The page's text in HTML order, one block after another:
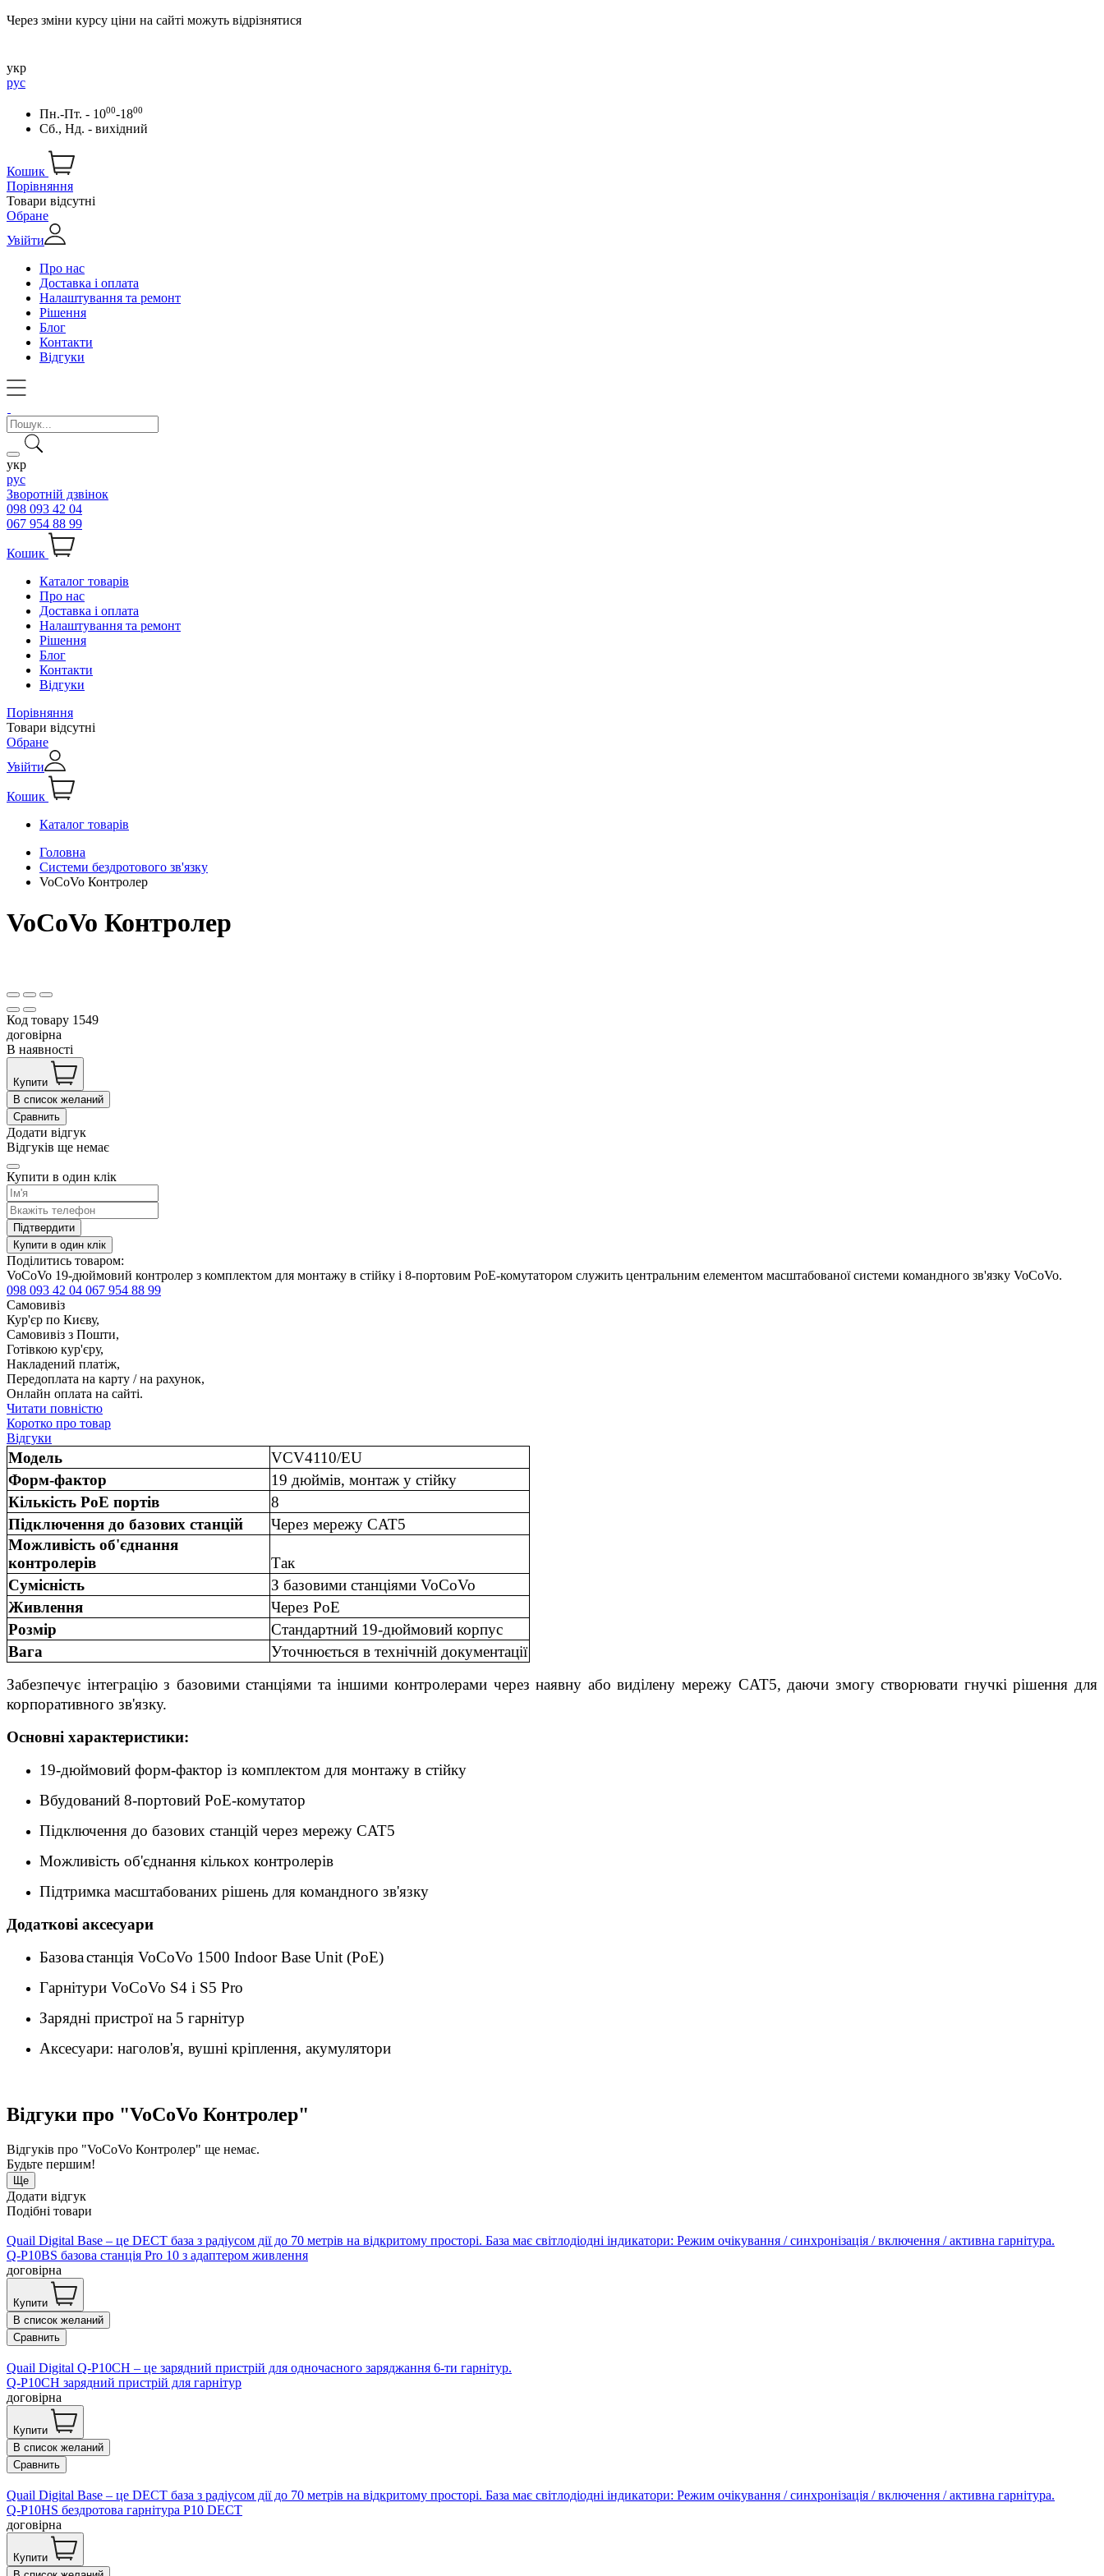
Через зміни курсу ціни на сайті можуть відрізнятися
укр
рус
Пн.-Пт. - 1000-1800
Сб., Нд. - вихідний
Кошик
Порівняння
Товари відсутні
Обране
Увійти
Про нас
Доставка і оплата
Налаштування та ремонт
Рішення
Блог
Контакти
Відгуки
укр
рус
Зворотній дзвінок
098 093 42 04
067 954 88 99
Кошик
Каталог товарів
Про нас
Доставка і оплата
Налаштування та ремонт
Рішення
Блог
Контакти
Відгуки
Порівняння
Товари відсутні
Обране
Увійти
Кошик
Каталог товарів
Головна
Системи бездротового зв'язку
VoCoVo Контролер
VoCoVo Контролер
Код товару 1549
договірна
В наявності
Купити
В список желаний
Сравнить
Додати відгук
Відгуків ще немає
Купити в один клік
Підтвердити
Купити в один клік
Поділитись товаром:
VoCoVo 19-дюймовий контролер з комплектом для монтажу в стійку і 8-портовим PoE-комутатором служить центральним елементом масштабованої системи командного зв'язку VoCoVo.
098 093 42 04 067 954 88 99
Самовивіз
Кур'єр по Києву,
Самовивіз з Пошти,
Готівкою кур'єру,
Накладений платіж,
Передоплата на карту / на рахунок,
Онлайн оплата на сайті.
Читати повністю
Коротко про товар
Відгуки
Модель
VCV4110/EU
Форм-фактор
19 дюймів, монтаж у стійку
Кількість PoE портів
8
Підключення до базових станцій
Через мережу CAT5
Можливість об'єднання
контролерів
Так
Сумісність
З базовими станціями VoCoVo
Живлення
Через PoE
Розмір
Стандартний 19-дюймовий корпус
Вага
Уточнюється в технічній документації
Забезпечує інтеграцію з базовими станціями та іншими контролерами через наявну або виділену мережу CAT5, даючи змогу створювати гнучкі рішення для
корпоративного зв'язку.
Основні характеристики:
19-дюймовий форм-фактор із комплектом для монтажу в стійку
Вбудований 8-портовий PoE-комутатор
Підключення до базових станцій через мережу CAT5
Можливість об'єднання кількох контролерів
Підтримка масштабованих рішень для командного зв'язку
Додаткові аксесуари
Базовастанція VoCoVo 1500 Indoor Base Unit (PoE)
Гарнітури VoCoVo S4 і S5 Pro
Зарядні пристрої на 5 гарнітур
Аксесуари: наголов'я, вушні кріплення, акумулятори
Відгуки про "VoCoVo Контролер"
Відгуків про "VoCoVo Контролер" ще немає.
Будьте першим!
Ще
Додати відгук
Подібні товари
Quail Digital Base – це DECT база з радіусом дії до 70 метрів на відкритому просторі. База має світлодіодні індикатори: Режим очікування / синхронізація / включення / активна гарнітура.
Q-P10BS базова станція Pro 10 з адаптером живлення
договірна
Купити
В список желаний
Сравнить
Quail Digital Q-P10CH – це зарядний пристрій для одночасного заряджання 6-ти гарнітур.
Q-P10CH зарядний пристрій для гарнітур
договірна
Купити
В список желаний
Сравнить
Quail Digital Base – це DECT база з радіусом дії до 70 метрів на відкритому просторі. База має світлодіодні індикатори: Режим очікування / синхронізація / включення / активна гарнітура.
Q-P10HS бездротова гарнітура P10 DECT
договірна
Купити